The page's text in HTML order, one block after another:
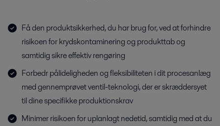
Få den produktsikkerhed, du har brug for, ved at forhindre
risikoen for krydskontaminering og produkttab og
samtidig sikre effektiv rengøring
Forbedr pålideligheden og fleksibiliteten i dit procesanlæg
med gennemprøvet ventil-teknologi, der er skræddersyet
til dine specifikke produktionskrav
Minimer risikoen for uplanlagt nedetid, samtidig med at du